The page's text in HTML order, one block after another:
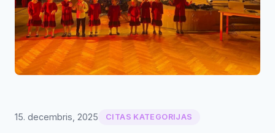
15. decembris, 2025 CITAS KATEGORIJAS